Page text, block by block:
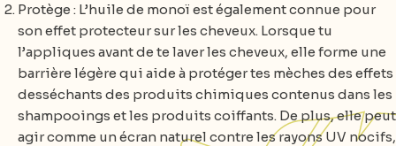
Protège : L’huile de monoï est également connue pour
son effet protecteur sur les cheveux. Lorsque tu
l’appliques avant de te laver les cheveux, elle forme une
barrière légère qui aide à protéger tes mèches des effets
desséchants des produits chimiques contenus dans les
shampooings et les produits coiffants. De plus, elle peut
agir comme un écran naturel contre les rayons UV nocifs,